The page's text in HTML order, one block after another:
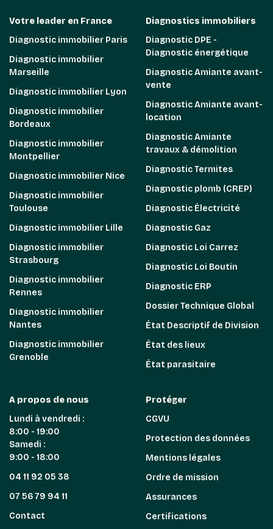
Votre leader en France
Diagnostic immobilier Paris
Diagnostic immobilier
Marseille
Diagnostic immobilier Lyon
Diagnostic immobilier
Bordeaux
Diagnostic immobilier
Montpellier
Diagnostic immobilier Nice
Diagnostic immobilier
Toulouse
Diagnostic immobilier Lille
Diagnostic immobilier
Strasbourg
Diagnostic immobilier
Rennes
Diagnostic immobilier
Nantes
Diagnostic immobilier
Grenoble
Diagnostics immobiliers
Diagnostic DPE -
Diagnostic énergétique
Diagnostic Amiante avant-
vente
Diagnostic Amiante avant-
location
Diagnostic Amiante
travaux & démolition
Diagnostic Termites
Diagnostic plomb (CREP)
Diagnostic Électricité
Diagnostic Gaz
Diagnostic Loi Carrez
Diagnostic Loi Boutin
Diagnostic ERP
Dossier Technique Global
État Descriptif de Division
État des lieux
État parasitaire
A propos de nous
Lundi à vendredi :
8:00 - 19:00
Samedi :
9:00 - 18:00
04 11 92 05 38
07 56 79 94 11
Contact
Protéger
CGVU
Protection des données
Mentions légales
Ordre de mission
Assurances
Certifications